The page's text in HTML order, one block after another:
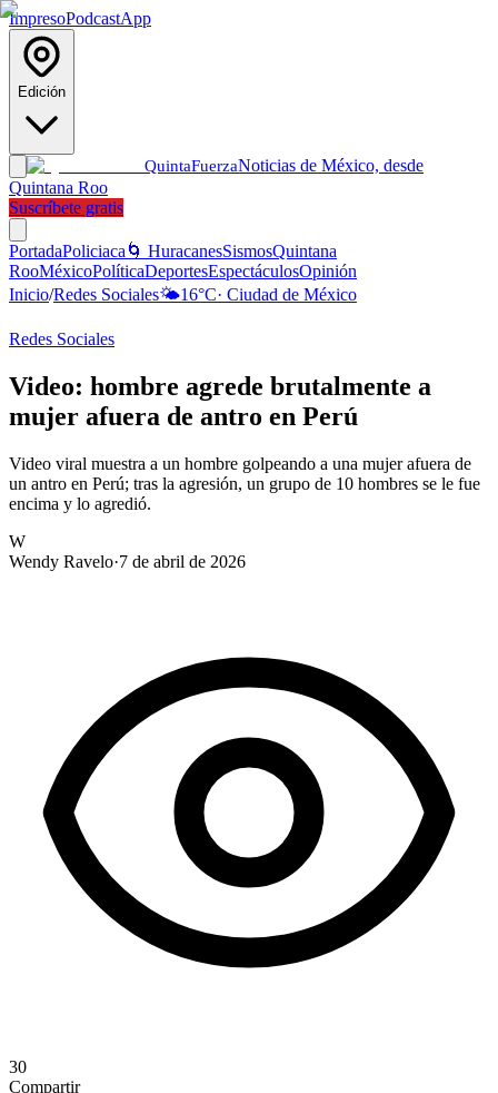
ImpresoPodcastApp
Edición
QuintaFuerzaNoticias de México, desde
Quintana Roo
Suscríbete gratis
PortadaPoliciaca 🌀 HuracanesSismosQuintana
RooMéxicoPolíticaDeportesEspectáculosOpinión
Inicio/Redes Sociales🌤️16°C· Ciudad de México
Redes Sociales
Video: hombre agrede brutalmente a
mujer afuera de antro en Perú
Video viral muestra a un hombre golpeando a una mujer afuera de
un antro en Perú; tras la agresión, un grupo de 10 hombres se le fue
encima y lo agredió.
W
Wendy Ravelo·7 de abril de 2026
30
Compartir